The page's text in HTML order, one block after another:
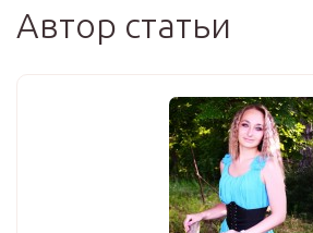
Автор статьи